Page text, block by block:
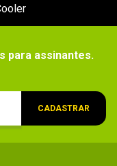
para assinantes.
CADASTRAR